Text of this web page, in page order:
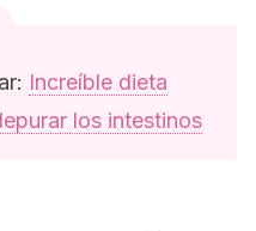
Increíble dieta
los intestinos